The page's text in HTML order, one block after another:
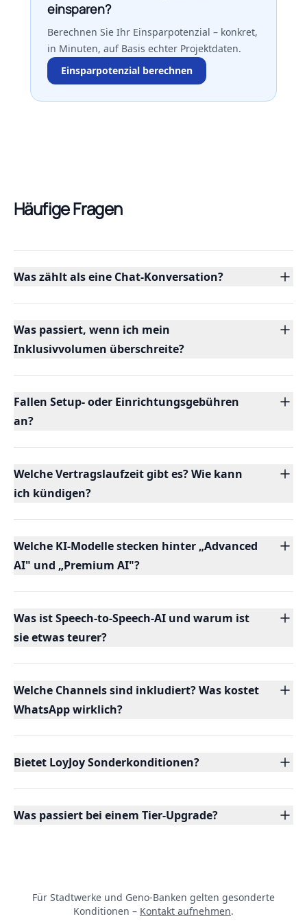
einsparen?
Berechnen Sie Ihr Einsparpotenzial – konkret,
in Minuten, auf Basis echter Projektdaten.
Einsparpotenzial berechnen
Häufige Fragen
Was zählt als eine Chat-Konversation?
Was passiert, wenn ich mein
Inklusivvolumen überschreite?
Fallen Setup- oder Einrichtungsgebühren
an?
Welche Vertragslaufzeit gibt es? Wie kann
ich kündigen?
Welche KI-Modelle stecken hinter „Advanced
AI" und „Premium AI"?
Was ist Speech-to-Speech-AI und warum ist
sie etwas teurer?
Welche Channels sind inkludiert? Was kostet
WhatsApp wirklich?
Bietet LoyJoy Sonderkonditionen?
Was passiert bei einem Tier-Upgrade?
Für Stadtwerke und Geno-Banken gelten gesonderte
Konditionen – Kontakt aufnehmen.